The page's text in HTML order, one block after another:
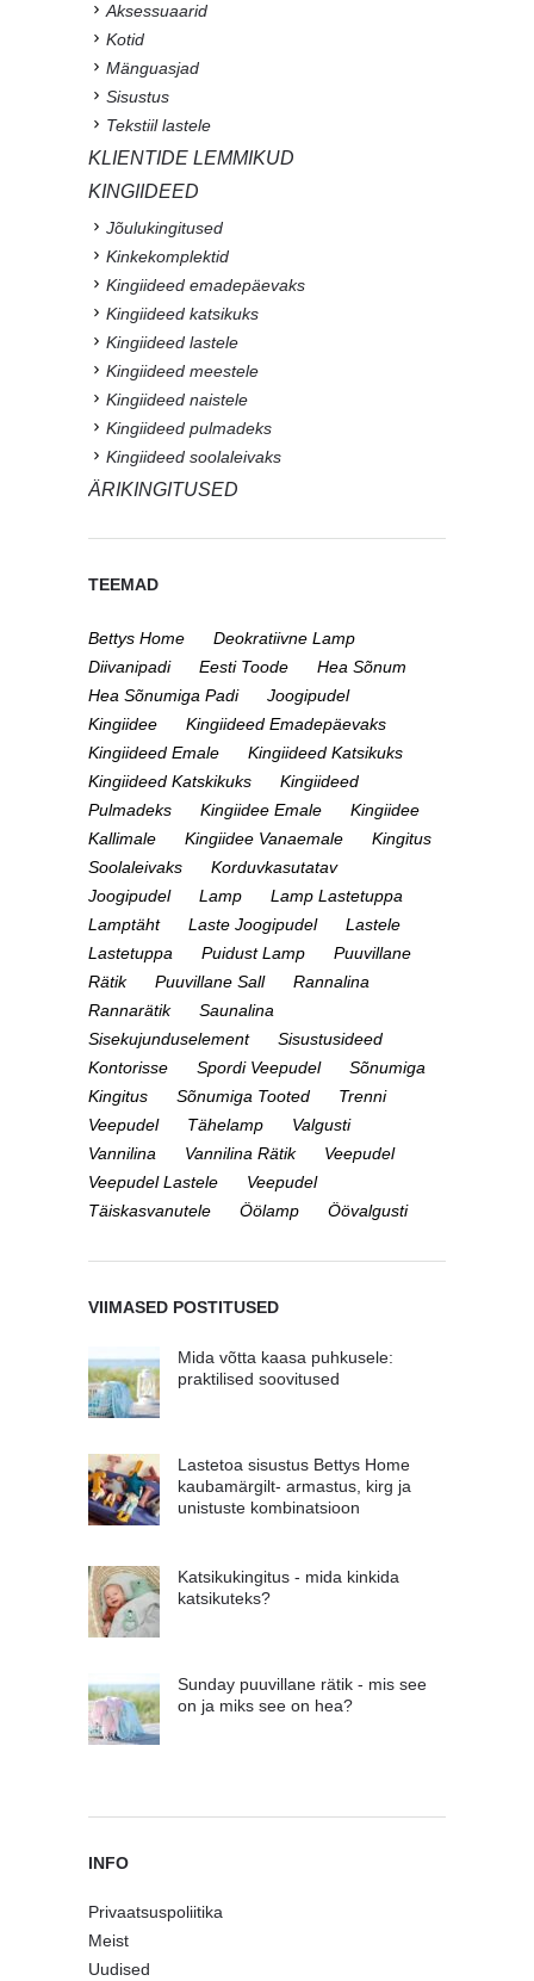
Aksessuaarid
Kotid
Mänguasjad
Sisustus
Tekstiil lastele
KLIENTIDE LEMMIKUD
KINGIIDEED
Jõulukingitused
Kinkekomplektid
Kingiideed emadepäevaks
Kingiideed katsikuks
Kingiideed lastele
Kingiideed meestele
Kingiideed naistele
Kingiideed pulmadeks
Kingiideed soolaleivaks
ÄRIKINGITUSED
TEEMAD
Bettys Home
Deokratiivne Lamp
Diivanipadi
Eesti Toode
Hea Sõnum
Hea Sõnumiga Padi
Joogipudel
Kingiidee
Kingiideed Emadepäevaks
Kingiideed Emale
Kingiideed Katsikuks
Kingiideed Katskikuks
Kingiideed
Pulmadeks
Kingiidee Emale
Kingiidee
Kallimale
Kingiidee Vanaemale
Kingitus
Soolaleivaks
Korduvkasutatav
Joogipudel
Lamp
Lamp Lastetuppa
Lamptäht
Laste Joogipudel
Lastele
Lastetuppa
Puidust Lamp
Puuvillane
Rätik
Puuvillane Sall
Rannalina
Rannarätik
Saunalina
Sisekujunduselement
Sisustusideed
Kontorisse
Spordi Veepudel
Sõnumiga
Kingitus
Sõnumiga Tooted
Trenni
Veepudel
Tähelamp
Valgusti
Vannilina
Vannilina Rätik
Veepudel
Veepudel Lastele
Veepudel
Täiskasvanutele
Öölamp Öövalgusti
VIIMASED POSTITUSED
Mida võtta kaasa puhkusele:
praktilised soovitused
Lastetoa sisustus Bettys Home
kaubamärgilt- armastus, kirg ja
unistuste kombinatsioon
Katsikukingitus - mida kinkida
katsikuteks?
Sunday puuvillane rätik - mis see
on ja miks see on hea?
INFO
Privaatsuspoliitika
Meist
Uudised